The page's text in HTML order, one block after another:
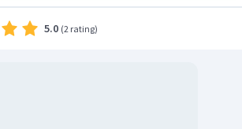
5.0 (2 rating)